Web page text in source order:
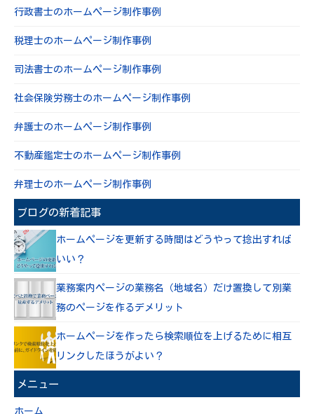
行政書士のホームページ制作事例
税理士のホームページ制作事例
司法書士のホームページ制作事例
社会保険労務士のホームページ制作事例
弁護士のホームページ制作事例
不動産鑑定士のホームページ制作事例
弁理士のホームページ制作事例
ブログの新着記事
ホームページを更新する時間はどうやって捻出すれば
いい？
業務案内ページの業務名（地域名）だけ置換して別業
務のページを作るデメリット
ホームページを作ったら検索順位を上げるために相互
リンクしたほうがよい？
メニュー
ホーム